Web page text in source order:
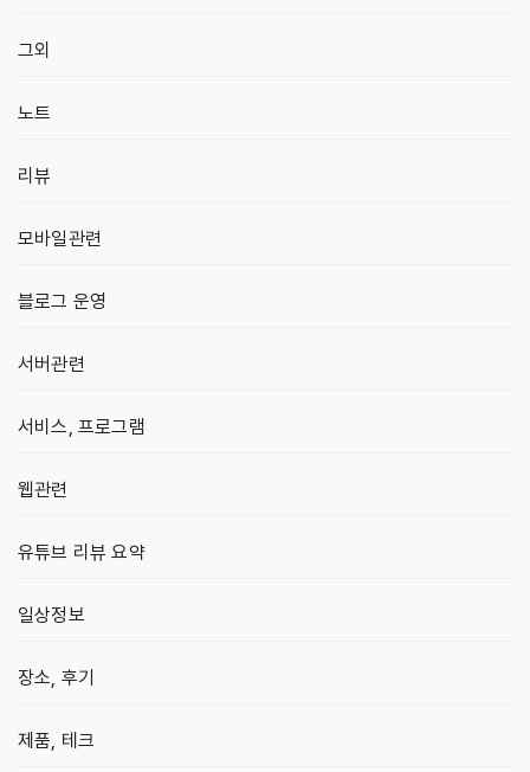
그외
노트
리뷰
모바일관련
블로그 운영
서버관련
서비스, 프로그램
웹관련
유튜브 리뷰 요약
일상정보
장소, 후기
제품, 테크